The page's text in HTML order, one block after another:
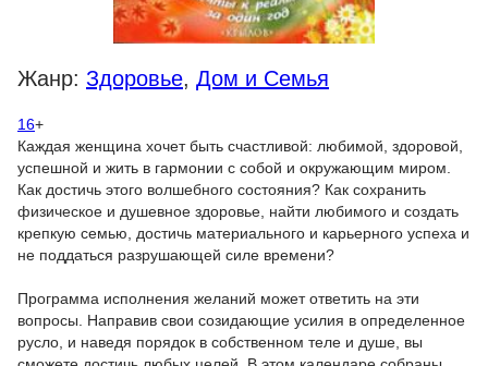
Жанр: Здоровье, Дом и Семья
16+
Каждая женщина хочет быть счастливой: любимой, здоровой,
успешной и жить в гармонии с собой и окружающим миром.
Как достичь этого волшебного состояния? Как сохранить
физическое и душевное здоровье, найти любимого и создать
крепкую семью, достичь материального и карьерного успеха и
не поддаться разрушающей силе времени?
Программа исполнения желаний может ответить на эти
вопросы. Направив свои созидающие усилия в определенное
русло, и наведя порядок в собственном теле и душе, вы